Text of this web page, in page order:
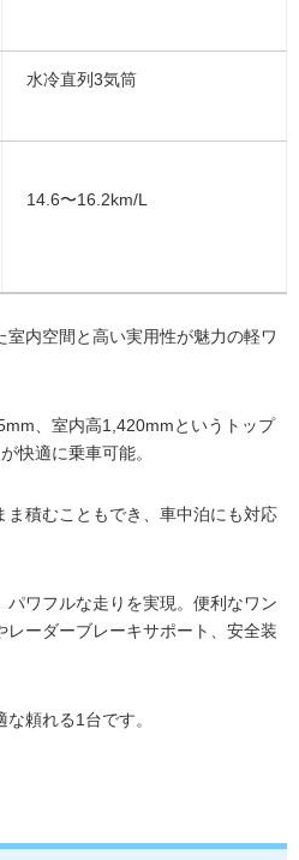
水冷直列3気筒
14.6〜16.2km/L
室内空間と高い実用性が魅力の軽ワ
、室内高1,420mmというトップ
快適に乗車可能。
積むこともでき、車中泊にも対応
ワフルな走りを実現。便利なワン
ーダーブレーキサポート、安全装
頼れる1台です。